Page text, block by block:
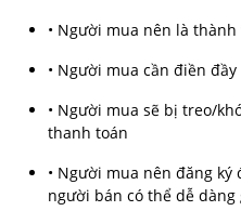
• Người mua nên là
• Người mua cần điền
• Người mua sẽ bị treo/
thanh toán
• Người mua nên đăng
người bán có thể dễ dàng